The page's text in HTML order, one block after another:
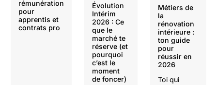
rémunération
pour
apprentis et
contrats pro
Évolution
Intérim
2026 : Ce
que le
marché te
réserve (et
pourquoi
c’est le
moment
de foncer)
Métiers de
la
rénovation
intérieure :
ton guide
pour
réussir en
2026
Toi qui